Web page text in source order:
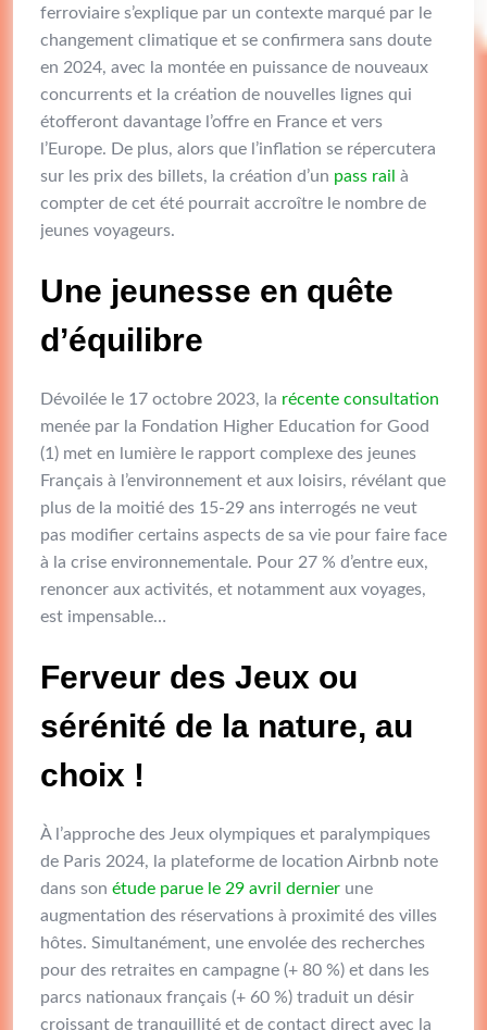
ferroviaire s’explique par un contexte marqué par le
changement climatique et se confirmera sans doute
en 2024, avec la montée en puissance de nouveaux
concurrents et la création de nouvelles lignes qui
étofferont davantage l’offre en France et vers
l’Europe. De plus, alors que l’inflation se répercutera
sur les prix des billets, la création d’un pass rail à
compter de cet été pourrait accroître le nombre de
jeunes voyageurs.
Une jeunesse en quête
d’équilibre
Dévoilée le 17 octobre 2023, la récente consultation
menée par la Fondation Higher Education for Good
(1) met en lumière le rapport complexe des jeunes
Français à l’environnement et aux loisirs, révélant que
plus de la moitié des 15-29 ans interrogés ne veut
pas modifier certains aspects de sa vie pour faire face
à la crise environnementale. Pour 27 % d’entre eux,
renoncer aux activités, et notamment aux voyages,
est impensable…
Ferveur des Jeux ou
sérénité de la nature, au
choix !
À l’approche des Jeux olympiques et paralympiques
de Paris 2024, la plateforme de location Airbnb note
dans son étude parue le 29 avril dernier une
augmentation des réservations à proximité des villes
hôtes. Simultanément, une envolée des recherches
pour des retraites en campagne (+ 80 %) et dans les
parcs nationaux français (+ 60 %) traduit un désir
croissant de tranquillité et de contact direct avec la